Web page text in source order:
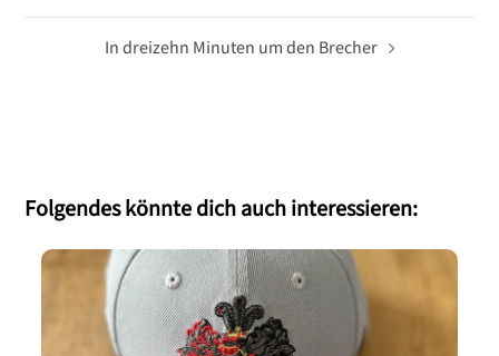
In dreizehn Minuten um den Brecher
Folgendes könnte dich auch interessieren: